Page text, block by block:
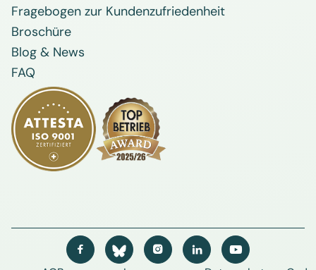
Fragebogen zur Kundenzufriedenheit
Broschüre
Blog & News
FAQ
   